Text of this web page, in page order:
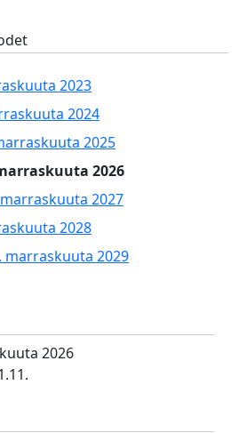
2023
2024
2025
2026
2027
2028
marraskuuta 2029
2026